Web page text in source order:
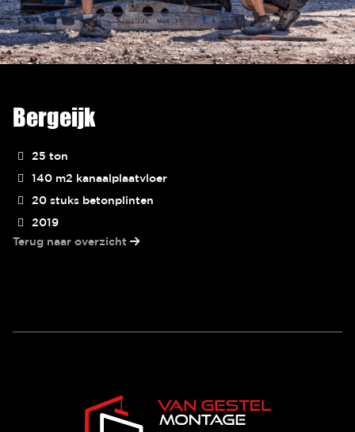
Bergeijk
25 ton
140 m2 kanaalplaatvloer
20 stuks betonplinten
2019
Terug naar overzicht